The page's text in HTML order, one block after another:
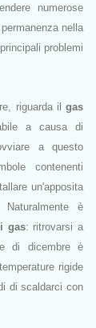
numerose
nella
problemi
riguarda il gas
a causa di
a questo
contenenti
un'apposita
è
gas: ritrovarsi a
di dicembre è
rigide
di scaldarci con